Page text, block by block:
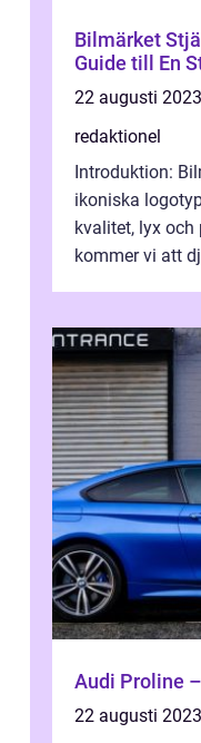
Bilmärket
Guide till En
22 augusti 2023
redaktionel
Introduktion:
ikoniska
kvalitet, lyx och
kommer vi att
Audi Proline
22 augusti 2023